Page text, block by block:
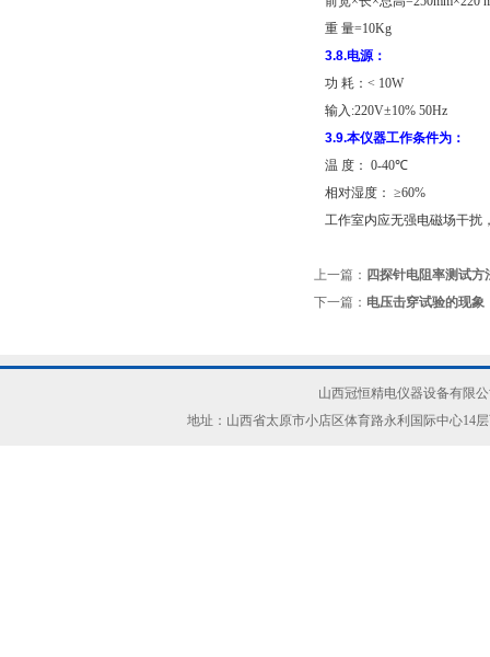
重 量=10Kg
3.8.电源：
功 耗： < 10W
输入 :220V±10% 50Hz
3.9.本仪器工作条件为：
温 度： 0-40℃
相对湿度： ≥60%
工作室内应无强电磁场干扰
上一篇： 四探针电阻率测试方
下一篇： 电压击穿试验的现象
山西冠恒精电仪器设备有限
地址：山西省太原市小店区体育路永利国际中心14